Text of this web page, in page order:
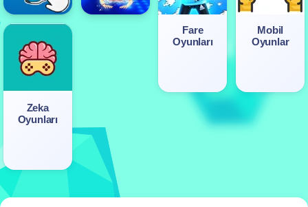
Fare
Oyunları
Mobil
Oyunlar
Zeka
Oyunları